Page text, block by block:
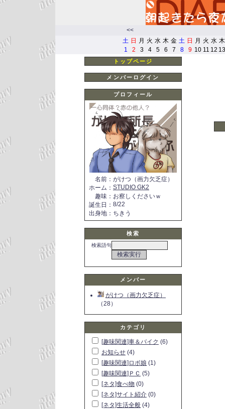
<<
土 日 月 火 水 木 金 土 日 月 火 水 木
1
2 3 4 5 6 7 8 9 10 11 12 13
トップページ
メンバーログイン
プロフィール
名前 ： がけつ（画力欠乏症）
ホーム ： STUDIO GK2
趣味 ： お察しくださいｗ
誕生日 ： 8/22
出身地 ： ちきう
検索
検索語句
メンバー
がけつ（画力欠乏症）
（28）
カテゴリ
[趣味関連]車＆バイク (6)
お知らせ (4)
[趣味関連]ロボ娘 (1)
[趣味関連]ＰＣ (5)
[ネタ]食べ物 (0)
[ネタ]サイト紹介 (0)
[ネタ]生活全般 (4)